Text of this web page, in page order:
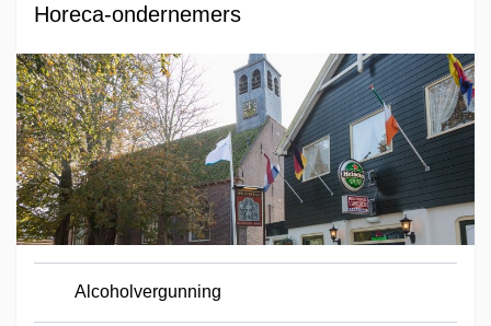
Horeca-ondernemers
Alcoholvergunning